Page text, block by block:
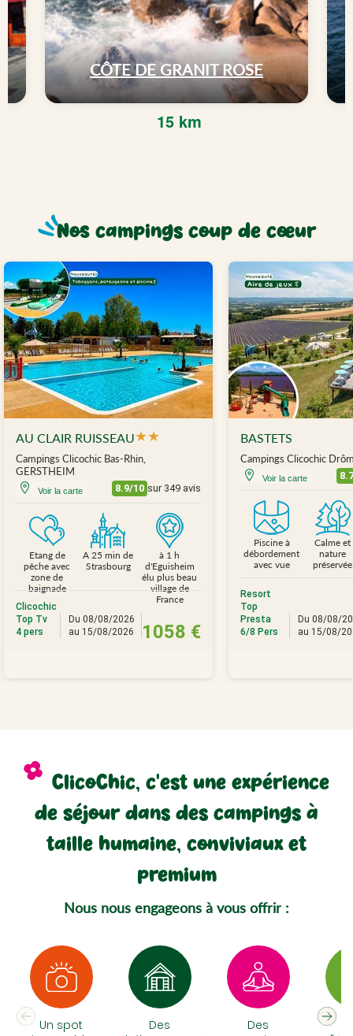
CÔTE DE GRANIT ROSE
15 km
Nos campings coup de cœur
AU CLAIR RUISSEAU★★
Campings Clicochic Bas-Rhin,
GERSTHEIM
Voir la carte 8.9/10 sur 349 avis
Etang de
pêche avec
zone de
baignade
A 25 min de
Strasbourg
à 1 h
d'Eguisheim
élu plus beau
village de
France
Clicochic
Top Tv
4 pers
Du 08/08/2026
au 15/08/2026
1058 €
BASTETS
Campings Clicochic
Voir la carte
Piscine à
débordement
avec vue
Calme et
nature
préservée
Resort
Top
Presta
6/8 Pers
Du 08/08/
au 15/08/
ClicoChic, c'est une expérience
de séjour dans des campings à
taille humaine, conviviaux et
premium
Nous nous engageons à vous offrir :
Un spot
Des
Des